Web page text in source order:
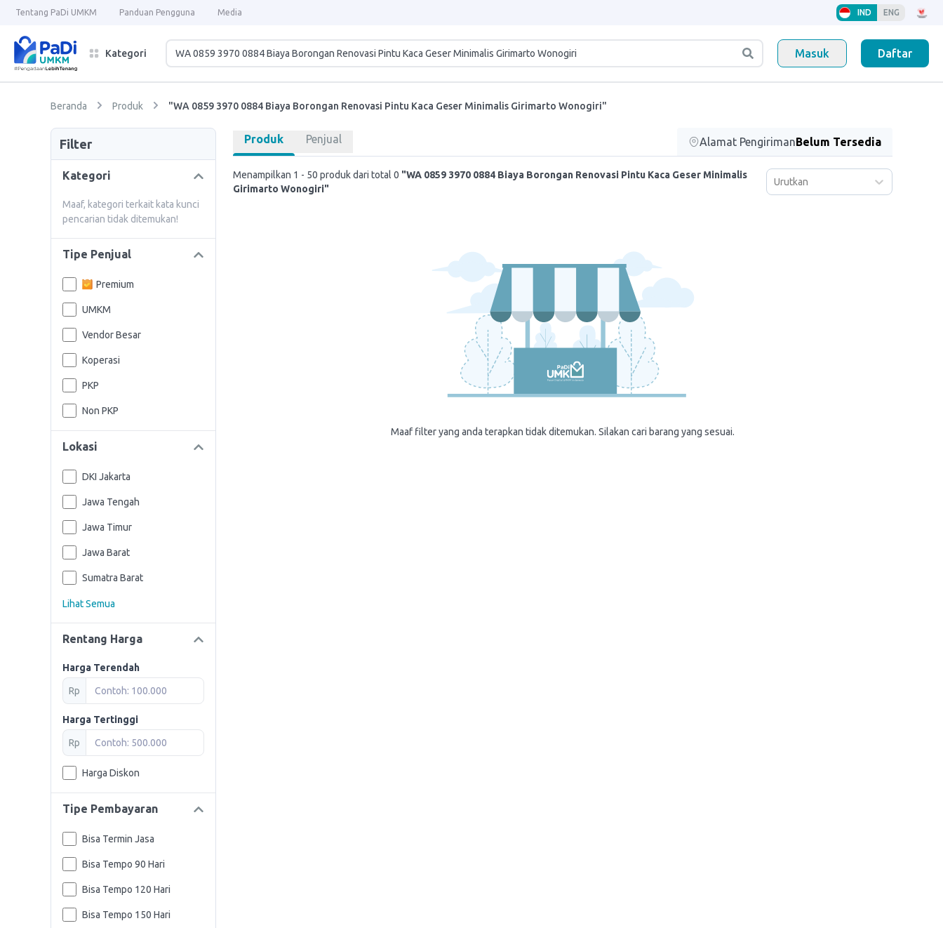
Tentang PaDi UMKM Panduan Pengguna Media IND ENG
Kategori Masuk Daftar
Beranda Produk "WA 0859 3970 0884 Biaya Borongan Renovasi Pintu Kaca Geser Minimalis Girimarto Wonogiri"
Filter
Kategori
Maaf, kategori terkait kata kunci
pencarian tidak ditemukan!
Tipe Penjual
Premium
UMKM
Vendor Besar
Koperasi
PKP
Non PKP
Lokasi
DKI Jakarta
Jawa Tengah
Jawa Timur
Jawa Barat
Sumatra Barat
Lihat Semua
Rentang Harga
Harga Terendah
Rp
Harga Tertinggi
Rp
Harga Diskon
Tipe Pembayaran
Bisa Termin Jasa
Bisa Tempo 90 Hari
Bisa Tempo 120 Hari
Bisa Tempo 150 Hari
Produk Penjual Alamat PengirimanBelum Tersedia
Menampilkan 1 - 50 produk dari total 0 "WA 0859 3970 0884 Biaya Borongan Renovasi Pintu Kaca Geser Minimalis
Girimarto Wonogiri"
Urutkan
Maaf filter yang anda terapkan tidak ditemukan. Silakan cari barang yang sesuai.